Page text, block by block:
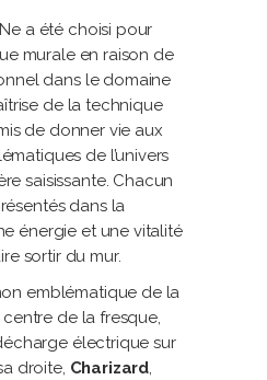
a été choisi pour
murale en raison de
dans le domaine
de la technique
de donner vie aux
de l’univers
saisissante. Chacun
dans la
énergie et une vitalité
sortir du mur.
emblématique de la
de la fresque,
électrique sur
droite, Charizard,